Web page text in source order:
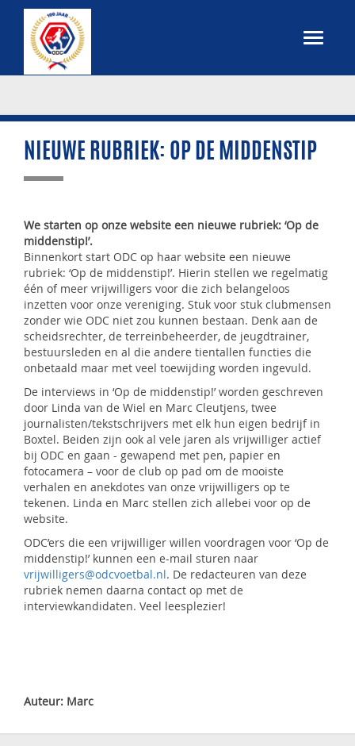
NIEUWE RUBRIEK: OP DE MIDDENSTIP
We starten op onze website een nieuwe rubriek: ‘Op de
middenstip!’.
Binnenkort start ODC op haar website een nieuwe
rubriek: ‘Op de middenstip!’. Hierin stellen we regelmatig
één of meer vrijwilligers voor die zich belangeloos
inzetten voor onze vereniging. Stuk voor stuk clubmensen
zonder wie ODC niet zou kunnen bestaan. Denk aan de
scheidsrechter, de terreinbeheerder, de jeugdtrainer,
bestuursleden en al die andere tientallen functies die
onbetaald maar met veel toewijding worden ingevuld.
De interviews in ‘Op de middenstip!’ worden geschreven
door Linda van de Wiel en Marc Cleutjens, twee
journalisten/tekstschrijvers met elk hun eigen bedrijf in
Boxtel. Beiden zijn ook al vele jaren als vrijwilliger actief
bij ODC en gaan - gewapend met pen, papier en
fotocamera – voor de club op pad om de mooiste
verhalen en anekdotes van onze vrijwilligers op te
tekenen. Linda en Marc stellen zich allebei voor op de
website.
ODC’ers die een vrijwilliger willen voordragen voor ‘Op de
middenstip!’ kunnen een e-mail sturen naar
vrijwilligers@odcvoetbal.nl. De redacteuren van deze
rubriek nemen daarna contact op met de
interviewkandidaten. Veel leesplezier!
Auteur: Marc